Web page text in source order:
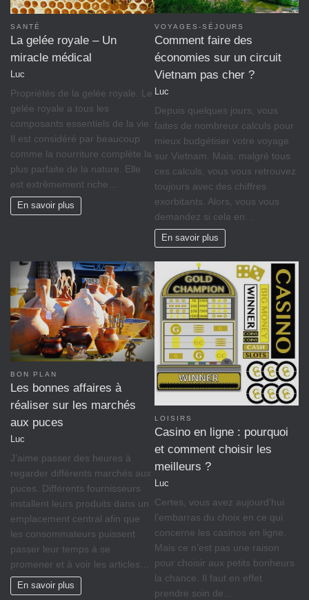
SANTÉ
La gelée royale – Un
miracle médical
Luc
Propriétés de la gelée royale. Le
gelée royale a tous les
composants essentiels de la vie.
Il est considéré par beaucoup
comme la nourriture complète la
plus parfaite de la nature. Elle
est extrêmement riche…
En savoir plus
VOYAGES-SÉJOURS
Comment faire des
économies sur un circuit
Vietnam pas cher ?
Luc
Depuis quelques jours, vous
faites de nombreux calculs pour
mieux budgétiser votre voyage
sur Vietnam. Mais, malgré tous
ces calculs, vous vous retrouvez
toujours avec des chiffres
exorbitants. Alors, vous vous
demandez si cela en…
En savoir plus
BON PLAN
Les bonnes affaires à
réaliser sur les marchés
aux puces
Luc
J’aime passer des heures à
regarder différents marchés aux
puces. Différents fournisseurs
installent leurs produits dans un
emplacement central afin que
les consommateurs puissent
passer leur temps à se
promener et à voir les articles…
En savoir plus
LOISIRS
Casino en ligne : pourquoi
et comment choisir les
meilleurs ?
Luc
Certes, vous avez aujourd’hui
l’embarras du choix en ce qui
concerne les casinos en ligne.
Mais ce n’est pas une raison
pour choisir aux petits bonheurs
la chance. Il faut en effet
prendre soin de…